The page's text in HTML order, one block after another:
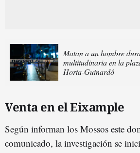
Matan a un hombre
multitudinaria en la
Horta-Guinardó
Venta en el Eixample
Según informan los Mossos este
comunicado, la investigación se